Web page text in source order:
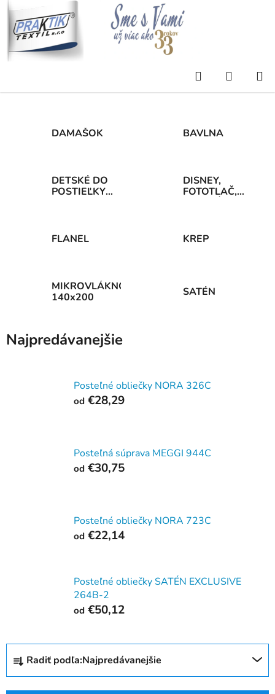
Prejsť
na
obsah
Hľadať
KOŠÍK
Domov
Eshop POSTEĽNÉ OBLIEČKY
POSTEĽNÉ OBLIEČKY
DAMAŠOK BAVLNA
DETSKÉ DO
POSTIEĽKY
DISNEY,
FOTOTLAČ,
FLANEL
KREP
MIKROVLÁKNO
140x200
SATÉN
Najpredávanejšie
Posteľné obliečky NORA 326C
od €28,29
Posteľná súprava MEGGI 944C
od €30,75
Posteľné obliečky NORA 723C
od €22,14
Posteľné obliečky SATÉN EXCLUSIVE
264B-2
od €50,12
R
d
Radiť podľa:Najpredávanejšie